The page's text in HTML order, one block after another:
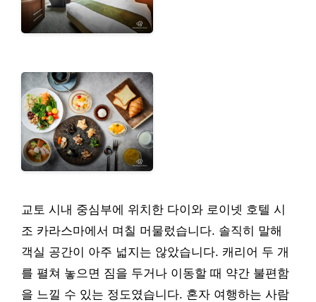
교토 시내 중심부에 위치한 다이와 로이넷 호텔 시
조 카라스마에서 며칠 머물렀습니다. 솔직히 말해
객실 공간이 아주 넓지는 않았습니다. 캐리어 두 개
를 펼쳐 놓으면 짐을 두거나 이동할 때 약간 불편함
을 느낄 수 있는 정도였습니다. 혼자 여행하는 사람